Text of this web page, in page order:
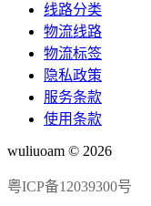
线路分类
物流线路
物流标签
隐私政策
服务条款
使用条款
wuliuoam © 2026
粤ICP备12039300号